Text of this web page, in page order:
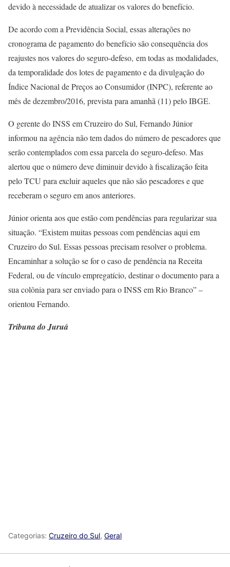
devido à necessidade de atualizar os valores do benefício.
De acordo com a Previdência Social, essas alterações no
cronograma de pagamento do benefício são consequência dos
reajustes nos valores do seguro-defeso, em todas as modalidades,
da temporalidade dos lotes de pagamento e da divulgação do
Índice Nacional de Preços ao Consumidor (INPC), referente ao
mês de dezembro/2016, prevista para amanhã (11) pelo IBGE.
O gerente do INSS em Cruzeiro do Sul, Fernando Júnior
informou na agência não tem dados do número de pescadores que
serão contemplados com essa parcela do seguro-defeso. Mas
alertou que o número deve diminuir devido à fiscalização feita
pelo TCU para excluir aqueles que não são pescadores e que
receberam o seguro em anos anteriores.
Júnior orienta aos que estão com pendências para regularizar sua
situação. “Existem muitas pessoas com pendências aqui em
Cruzeiro do Sul. Essas pessoas precisam resolver o problema.
Encaminhar a solução se for o caso de pendência na Receita
Federal, ou de vínculo empregatício, destinar o documento para a
sua colônia para ser enviado para o INSS em Rio Branco” –
orientou Fernando.
Tribuna do Juruá
Categorias: Cruzeiro do Sul, Geral